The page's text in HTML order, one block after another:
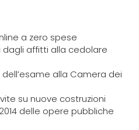
a zero spese
affitti alla cedolare
alla Camera dei
su nuove costruzioni
delle opere pubbliche